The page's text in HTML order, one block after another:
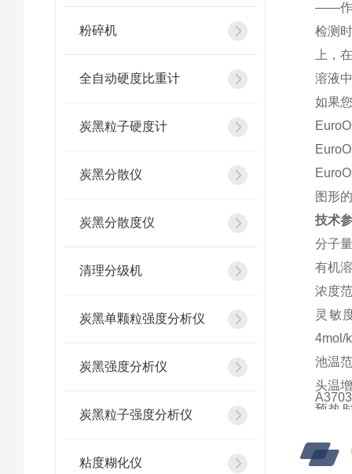
粉碎机
全自动硬度比重计
炭黑粒子硬度计
炭黑分散仪
炭黑分散度仪
清理分级机
炭黑单颗粒强度分析仪
炭黑强度分析仪
炭黑粒子强度分析仪
粘度糊化仪
——作
检测
上，
溶液
如果
图形
技术
分子
有机
浓度
灵敏
4mol/
池温
头温
预热
注射